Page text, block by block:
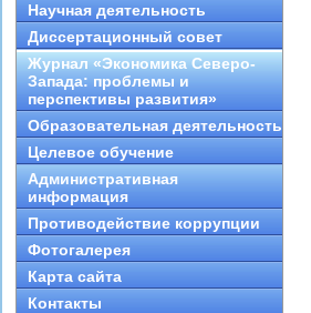
Научная деятельность
Диссертационный совет
Журнал «Экономика Северо-
Запада: проблемы и
перспективы развития»
Образовательная деятельность
Целевое обучение
Административная
информация
Противодействие коррупции
Фотогалерея
Карта сайта
Контакты